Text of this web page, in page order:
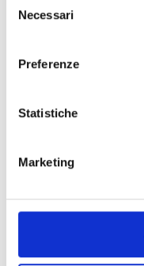
delNecessari
Preferenze
Statistiche
Marketing